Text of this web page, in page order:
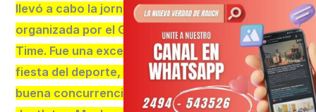
llevó a cabo la jornada,
organizada por el Grupo
Time. Fue una excelente
fiesta del deporte, con
buena concurrencia de